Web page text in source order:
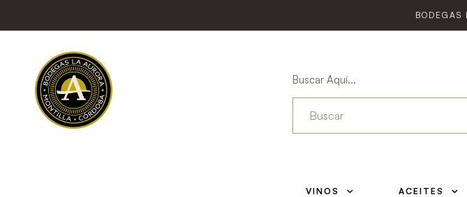
BODEGAS
Buscar Aquí...
VINOS ACEITES